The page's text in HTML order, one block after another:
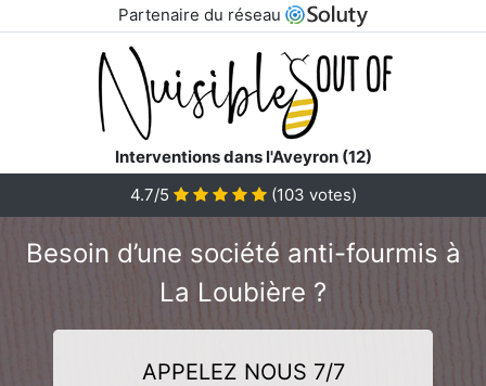
Partenaire du réseau
Interventions dans l'Aveyron (12)
4.7/5
(103 votes)
Besoin d’une société anti-fourmis à
La Loubière ?
APPELEZ NOUS 7/7